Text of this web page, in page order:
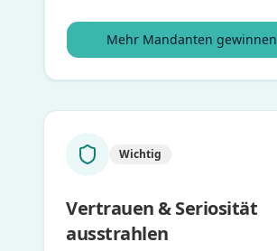
Mehr Mandanten gewinnen
Wichtig
Vertrauen & Seriosität
ausstrahlen